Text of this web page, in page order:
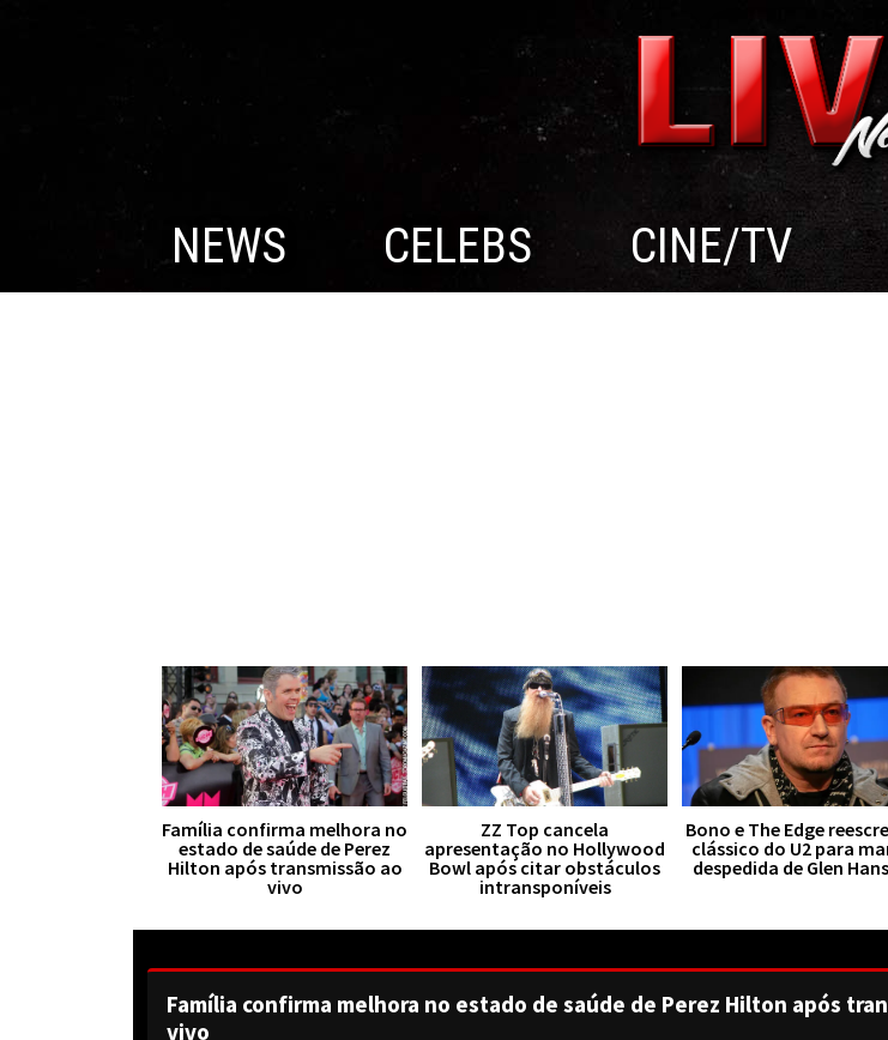
NEWS CELEBS CINE/TV
Família confirma melhora no
estado de saúde de Perez
Hilton após transmissão ao
vivo
ZZ Top cancela
apresentação no Hollywood
Bowl após citar obstáculos
intransponíveis
Bono e The Edge
clássico do U2 para
despedida de Glen
Família confirma melhora no estado de saúde de Perez Hilton após
vivo